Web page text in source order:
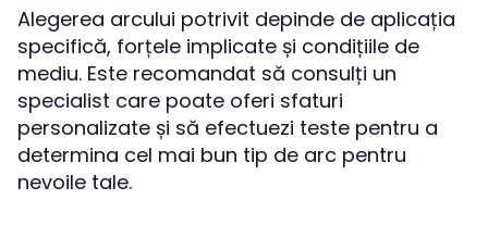
Alegerea arcului potrivit depinde de aplicația
specifică, forțele implicate și condițiile de
mediu. Este recomandat să consulți un
specialist care poate oferi sfaturi
personalizate și să efectuezi teste pentru a
determina cel mai bun tip de arc pentru
nevoile tale.